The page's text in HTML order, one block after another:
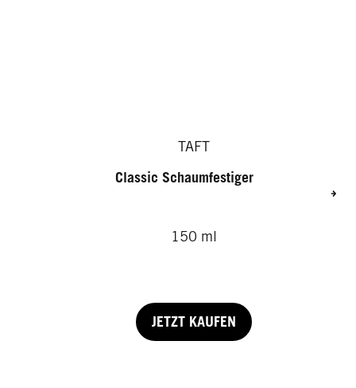
TAFT
Classic Schaumfestiger
150 ml
JETZT KAUFEN